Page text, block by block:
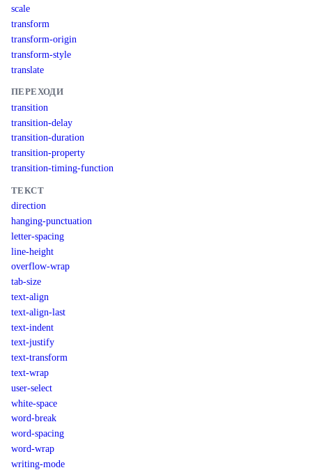
scale
transform
transform-origin
transform-style
translate
ПЕРЕХОДИ
transition
transition-delay
transition-duration
transition-property
transition-timing-function
ТЕКСТ
direction
hanging-punctuation
letter-spacing
line-height
overflow-wrap
tab-size
text-align
text-align-last
text-indent
text-justify
text-transform
text-wrap
user-select
white-space
word-break
word-spacing
word-wrap
writing-mode